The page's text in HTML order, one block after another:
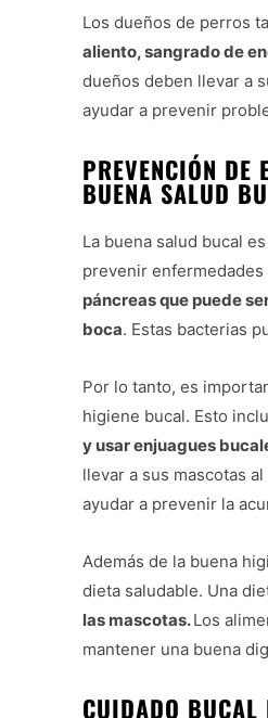
Los dueños de perros
aliento, sangrado de
dueños deben llevar a
ayudar a prevenir
PREVENCIÓN DE
BUENA SALUD
La buena salud bucal
prevenir
páncreas que puede
boca. Estas bacterias
Por lo tanto, es
higiene bucal. Esto
y usar enjuagues
llevar a sus mascotas
ayudar a prevenir la
Además de la buena
dieta saludable. Una
las mascotas.Los
mantener una buena
CUIDADO BUCAL